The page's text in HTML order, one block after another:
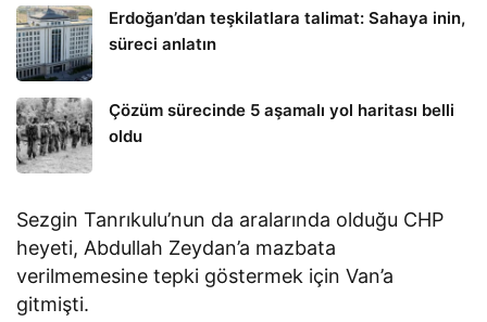
Erdoğan’dan teşkilatlara talimat: Sahaya inin,
süreci anlatın
Çözüm sürecinde 5 aşamalı yol haritası belli
oldu
Sezgin Tanrıkulu’nun da aralarında olduğu CHP
heyeti, Abdullah Zeydan’a mazbata
verilmemesine tepki göstermek için Van’a
gitmişti.